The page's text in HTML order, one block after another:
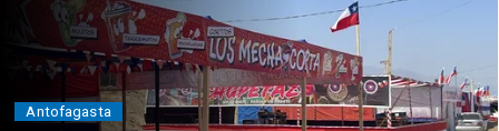
Antofagasta